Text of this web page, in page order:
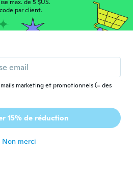
· 33 avis
· 168 avis
· 43 avis · 2 chargements
max. de 5 $US.
par client.
marketing et promotionnels (= des
15% de réduction
Non merci